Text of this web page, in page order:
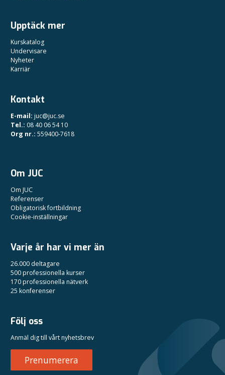
Upptäck mer
Kurskatalog
Undervisare
Nyheter
Karriär
Kontakt
E-mail: juc@juc.se
Tel.: 08 40 06 54 10
Org nr.: 559400-7618
Om JUC
Om JUC
Referenser
Obligatorisk fortbildning
Cookie-inställningar
Varje år har vi mer än
26.000 deltagare
500 professionella kurser
170 professionella nätverk
25 konferenser
Följ oss
Anmäl dig till vårt nyhetsbrev
Prenumerera